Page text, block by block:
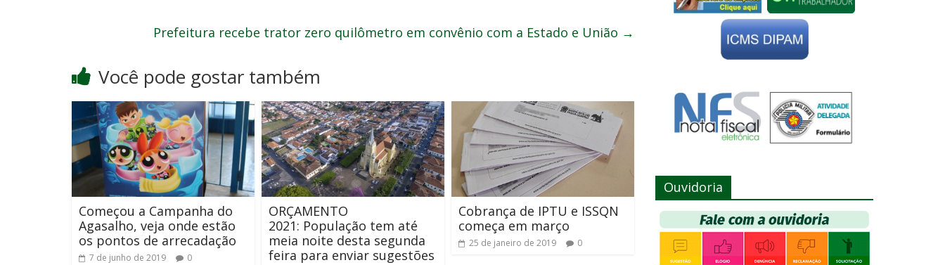
Prefeitura recebe trator zero quilômetro em convênio com a Estado e União →
Você pode gostar também
Começou a Campanha do
Agasalho, veja onde estão
os pontos de arrecadação
7 de junho de 2019 0
ORÇAMENTO
2021: População tem até
meia noite desta segunda
feira para enviar sugestões
Cobrança de IPTU e ISSQN
começa em março
25 de janeiro de 2019 0
Ouvidoria